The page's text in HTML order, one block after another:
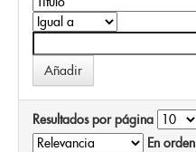
Resultados por página
En orden